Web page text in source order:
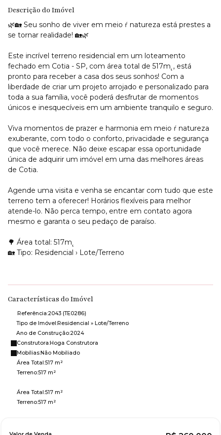
Descrição do Imóvel
🌿🏡 Seu sonho de viver em meio ŕ natureza está prestes a
se tornar realidade! 🏡🌿
Este incrível terreno residencial em um loteamento
fechado em Cotia - SP, com área total de 517m˛, está
pronto para receber a casa dos seus sonhos! Com a
liberdade de criar um projeto arrojado e personalizado para
toda a sua família, você poderá desfrutar de momentos
únicos e inesquecíveis em um ambiente tranquilo e seguro.
Viva momentos de prazer e harmonia em meio ŕ natureza
exuberante, com todo o conforto, privacidade e segurança
que você merece. Não deixe escapar essa oportunidade
única de adquirir um imóvel em uma das melhores áreas
de Cotia.
Agende uma visita e venha se encantar com tudo que este
terreno tem a oferecer! Horários flexíveis para melhor
atende-lo. Não perca tempo, entre em contato agora
mesmo e garanta o seu pedaço de paraíso.
🌳 Área total: 517m˛
🏡 Tipo: Residencial › Lote/Terreno
Características do Imóvel
Referência:2043 (TE0286)
Tipo de Imóvel:Residencial » Lote/Terreno
Ano de Construção:2024
Construtora:Hoga Construtora
Mobílias:Não Mobiliado
Área Total:517 m²
Terreno:517 m²
Área Total:517 m²
Terreno:517 m²